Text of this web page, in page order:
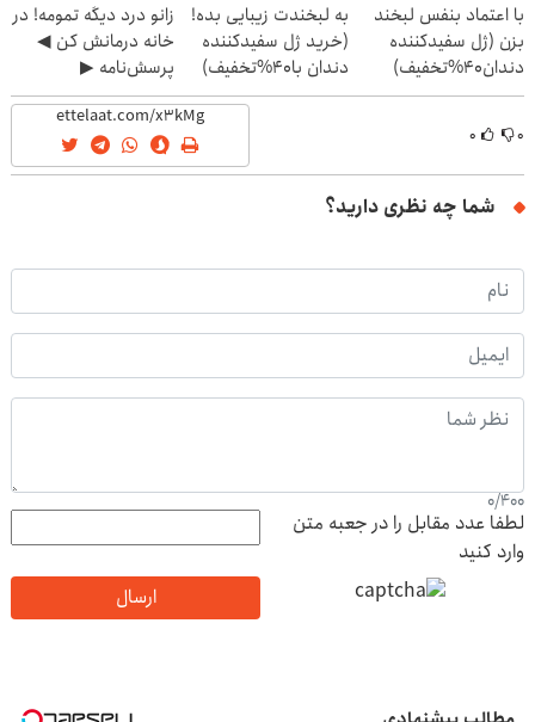
با اعتماد بنفس لبخند
بزن (ژل سفیدکننده
دندان40%تخفیف)
به لبخندت زیبایی بده!
(خرید ژل سفیدکننده
دندان با40%تخفیف)
زانو درد دیگه تمومه! در
خانه درمانش کن ◀
پرسش‌نامه ▶
۰ ۰
شما چه نظری دارید؟
0/400
لطفا عدد مقابل را در جعبه متن
وارد کنید
ارسال